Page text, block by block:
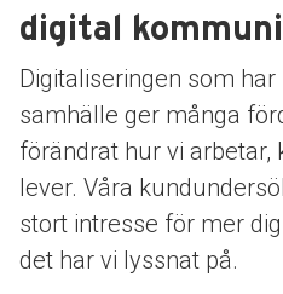
digital
Digitaliseringen som
samhälle ger många
förändrat hur vi arbetar,
lever. Våra
stort intresse för mer
det har vi lyssnat på.